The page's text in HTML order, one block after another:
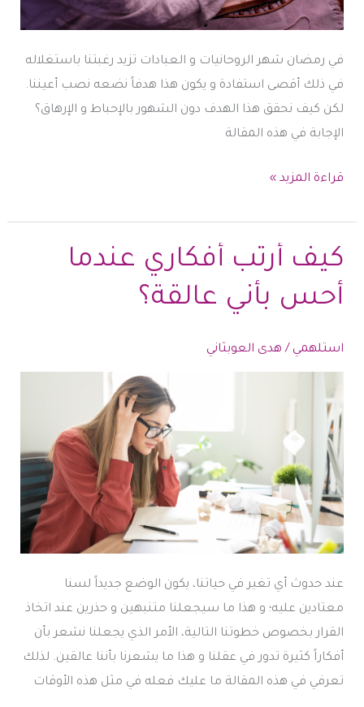
في رمضان شهر الروحانيات و العبادات تزيد رغبتنا باستغلاله
في ذلك أقصى استفادة و يكون هذا هدفاً نضعه نصب أعيننا.
لكن كيف نحقق هذا الهدف دون الشهور بالإحباط و الإرهاق؟
الإجابة في هذه المقالة
تحقيق
العبادية
في
رمضان
دون
الشعور
بالإرهاق؟
قراءة المزيد »
كيف أرتب أفكاري عندما
أحس بأني عالقة؟
استلهمي / هدى العوبثاني
عند حدوث أي تغير في حياتنا، يكون الوضع جديداً لسنا
معتادين عليه؛ و هذا ما سيجعلنا متنبهين و حذرين عند اتخاذ
القرار بخصوص خطوتنا التالية، الأمر الذي يجعلنا نشعر بأن
أفكاراً كثيرة تدور في عقلنا و هذا ما يشعرنا بأننا عالقين. لذلك
تعرفي في هذه المقالة ما عليك فعله في مثل هذه الأوقات